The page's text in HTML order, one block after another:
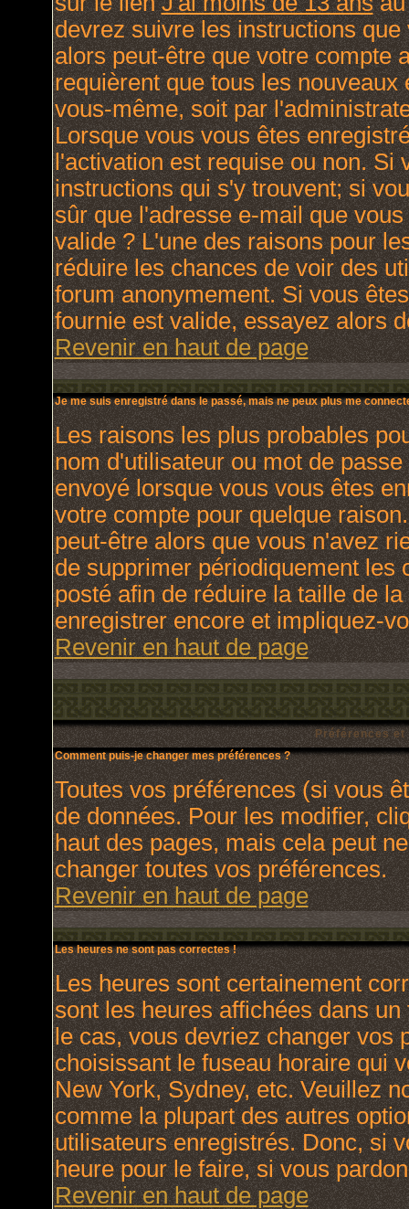
devrez suivre les instructions
alors peut-être que votre compte
requièrent que tous les
vous-même, soit par
Lorsque vous vous êtes
l'activation est requise ou non. Si
instructions qui s'y trouvent; si
sûr que l'adresse e-mail que
valide ? L'une des raisons pour
réduire les chances de voir des
forum anonymement. Si vous
fournie est valide, essayez alors
Revenir en haut de page
Je me suis enregistré dans le passé, mais ne peux plus me
Les raisons les plus probables
nom d'utilisateur ou mot de
envoyé lorsque vous vous êtes
votre compte pour quelque
peut-être alors que vous n'avez
de supprimer périodiquement les
posté afin de réduire la taille de
enregistrer encore et impliquez-
Revenir en haut de page
Préférences
Comment puis-je changer mes préférences ?
Toutes vos préférences (si vous
de données. Pour les modifier,
haut des pages, mais cela peut
changer toutes vos préférences.
Revenir en haut de page
Les heures ne sont pas correctes !
Les heures sont certainement
sont les heures affichées dans
le cas, vous devriez changer vos
choisissant le fuseau horaire qui
New York, Sydney, etc. Veuillez
comme la plupart des autres
utilisateurs enregistrés. Donc, si
heure pour le faire, si vous
Revenir en haut de page